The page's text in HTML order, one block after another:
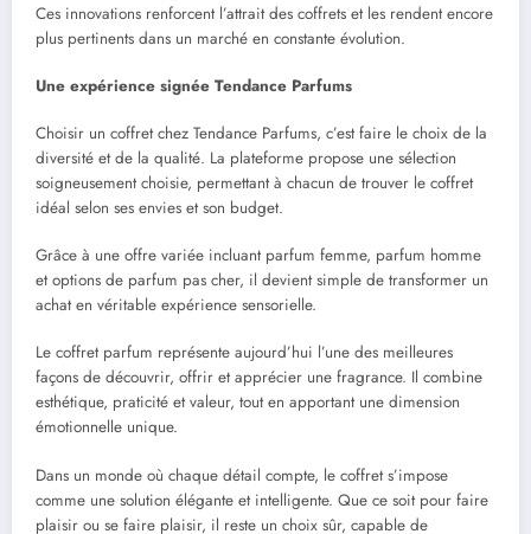
Ces innovations renforcent l’attrait des coffrets et les rendent encore
plus pertinents dans un marché en constante évolution.
Une expérience signée Tendance Parfums
Choisir un coffret chez Tendance Parfums, c’est faire le choix de la
diversité et de la qualité. La plateforme propose une sélection
soigneusement choisie, permettant à chacun de trouver le coffret
idéal selon ses envies et son budget.
Grâce à une offre variée incluant parfum femme, parfum homme
et options de parfum pas cher, il devient simple de transformer un
achat en véritable expérience sensorielle.
Le coffret parfum représente aujourd’hui l’une des meilleures
façons de découvrir, offrir et apprécier une fragrance. Il combine
esthétique, praticité et valeur, tout en apportant une dimension
émotionnelle unique.
Dans un monde où chaque détail compte, le coffret s’impose
comme une solution élégante et intelligente. Que ce soit pour faire
plaisir ou se faire plaisir, il reste un choix sûr, capable de